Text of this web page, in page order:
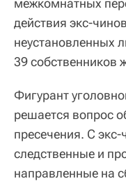
межкомнатных
действия экс-
неустановленных
39
Фигурант
решается вопрос
пресечения. С
следственные и
направленные на